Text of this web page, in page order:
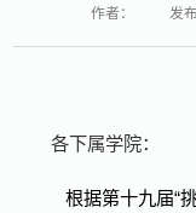
作者： 发
各下属学院：
根据第十九届“